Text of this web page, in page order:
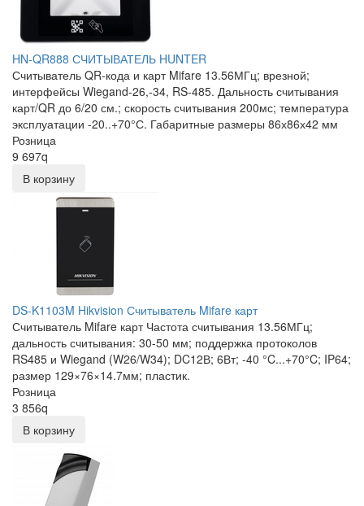
HN-QR888 СЧИТЫВАТЕЛЬ HUNTER
Считыватель QR-кода и карт Mifare 13.56МГц; врезной;
интерфейсы Wiegand-26,-34, RS-485. Дальность считывания
карт/QR до 6/20 см.; скорость считывания 200мс; температура
эксплуатации -20..+70°С. Габаритные размеры 86х86х42 мм
Розница
9 697q
В корзину
DS-K1103M Hikvision Считыватель Mifare карт
Считыватель Mifare карт Частота считывания 13.56МГц;
дальность считывания: 30-50 мм; поддержка протоколов
RS485 и Wiegand (W26/W34); DC12В; 6Вт; -40 °C...+70°C; IP64;
размер 129×76×14.7мм; пластик.
Розница
3 856q
В корзину